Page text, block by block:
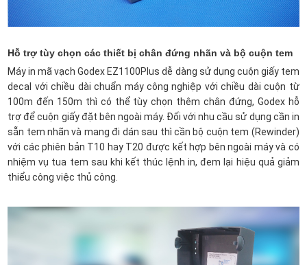
Hỗ trợ tùy chọn các thiết bị chân đứng nhãn và bộ cuộn tem
Máy in mã vạch Godex EZ1100Plus dễ dàng sử dụng cuộn giấy tem
decal với chiều dài chuẩn máy công nghiệp với chiều dài cuộn từ
100m đến 150m thì có thể tùy chọn thêm chân đứng, Godex hỗ
trợ để cuộn giấy đặt bên ngoài máy. Đối với nhu cầu sử dụng cần in
sẵn tem nhãn và mang đi dán sau thì cần bộ cuộn tem (Rewinder)
với các phiên bản T10 hay T20 được kết hợp bên ngoài máy và có
nhiệm vụ tua tem sau khi kết thúc lệnh in, đem lại hiệu quả giảm
thiểu công việc thủ công.